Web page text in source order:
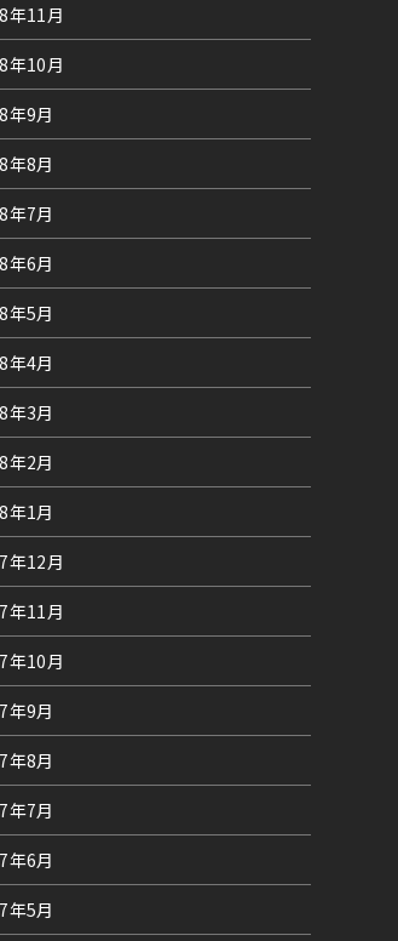
年11月
年10月
年9月
年8月
年7月
年6月
年5月
年4月
年3月
年2月
年1月
年12月
年11月
年10月
年9月
年8月
年7月
年6月
年5月